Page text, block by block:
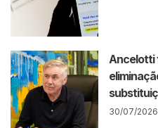
Ancelotti
30/07/2026